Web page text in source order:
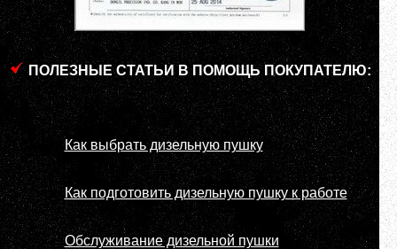
ПОЛЕЗНЫЕ СТАТЬИ В ПОМОЩЬ ПОКУПАТЕЛЮ:
Как выбрать дизельную пушку
Как подготовить дизельную пушку к работе
Обслуживание дизельной пушки